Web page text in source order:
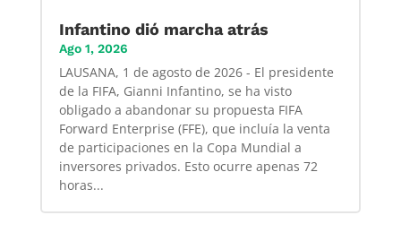
Infantino dió marcha atrás
Ago 1, 2026
LAUSANA, 1 de agosto de 2026 - El presidente
de la FIFA, Gianni Infantino, se ha visto
obligado a abandonar su propuesta FIFA
Forward Enterprise (FFE), que incluía la venta
de participaciones en la Copa Mundial a
inversores privados. Esto ocurre apenas 72
horas...